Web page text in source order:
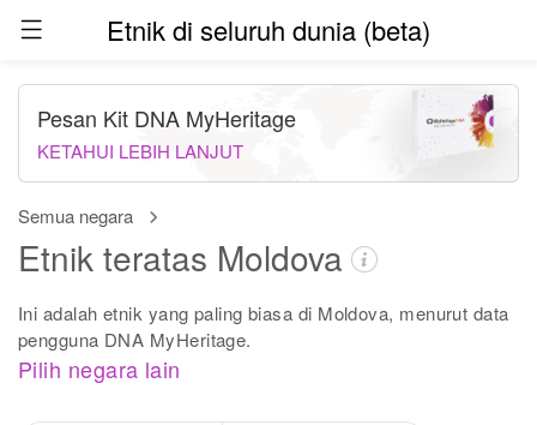
Etnik di seluruh dunia (beta)
Semua negara
Etnik teratas Moldova
Ini adalah etnik yang paling biasa di Moldova, menurut data
pengguna DNA MyHeritage.
Pilih negara lain
Pesan Kit DNA MyHeritage
KETAHUI LEBIH LANJUT